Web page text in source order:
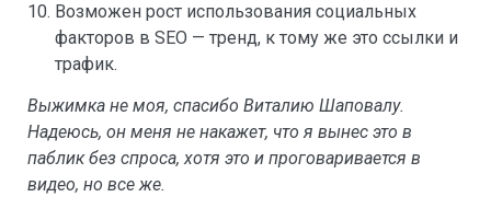
Возможен рост использования социальных
факторов в SEO — тренд, к тому же это ссылки и
трафик.
Выжимка не моя, спасибо Виталию Шаповалу.
Надеюсь, он меня не накажет, что я вынес это в
паблик без спроса, хотя это и проговаривается в
видео, но все же.